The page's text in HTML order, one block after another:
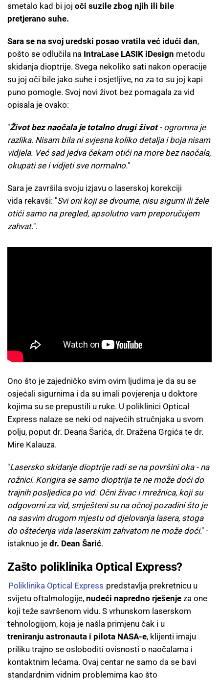
smetalo kad bi joj oči suzile zbog njih ili bile
pretjerano suhe.
Sara se na svoj uredski posao vratila već idući dan,
pošto se odlučila na IntraLase LASIK iDesign metodu
skidanja dioptrije. Svega nekoliko sati nakon operacije
su joj oči bile jako suhe i osjetljive, no za to su joj kapi
puno pomogle. Svoj novi život bez pomagala za vid
opisala je ovako:
"Život bez naočala je totalno drugi život- ogromna je
razlika. Nisam bila ni svjesna koliko detalja i boja nisam
vidjela. Već sad jedva čekam otići na more bez naočala,
okupati se i vidjeti sve normalno."
Sara je završila svoju izjavu o laserskoj korekciji
vida rekavši: "Svi oni koji se dvoume, nisu sigurni ili žele
otići samo na pregled, apsolutno vam preporučujem
zahvat.".
Ono što je zajedničko svim ovim ljudima je da su se
osjećali sigurnima i da su imali povjerenja u doktore
kojima su se prepustili u ruke. U poliklinici Optical
Express nalaze se neki od najvećih stručnjaka u svom
polju, poput dr. Deana Šarića, dr. Dražena Grgića te dr.
Mire Kalauza.
"Lasersko skidanje dioptrije radi se na površini oka - na
rožnici. Korigira se samo dioptrija te ne može doći do
trajnih posljedica po vid. Očni živac i mrežnica, koji su
odgovorni za vid, smješteni su na očnoj pozadini što je
na sasvim drugom mjestu od djelovanja lasera, stoga
do oštećenja vida laserskim zahvatom ne može doći." -
istaknuo je dr. Dean Šarić.
Zašto poliklinika Optical Express?
Poliklinika Optical Express predstavlja prekretnicu u
svijetu oftalmologije, nudeći napredno rješenje za one
koji teže savršenom vidu. S vrhunskom laserskom
tehnologijom, koja je našla primjenu čak i u
treniranju astronauta i pilota NASA-e, klijenti imaju
priliku trajno se osloboditi ovisnosti o naočalama i
kontaktnim lećama. Ovaj centar ne samo da se bavi
standardnim vidnim problemima kao što